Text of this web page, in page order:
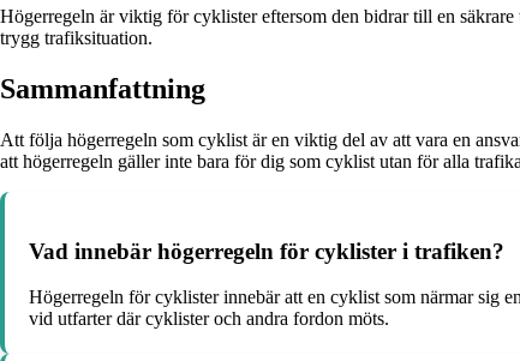
Högerregeln är viktig för cyklister eftersom den bidrar till en
trygg trafiksituation.
Sammanfattning
Att följa högerregeln som cyklist är en viktig del av att vara en
att högerregeln gäller inte bara för dig som cyklist utan för alla
Vad innebär högerregeln för cyklister i trafiken?
Högerregeln för cyklister innebär att en cyklist som närmar sig
vid utfarter där cyklister och andra fordon möts.